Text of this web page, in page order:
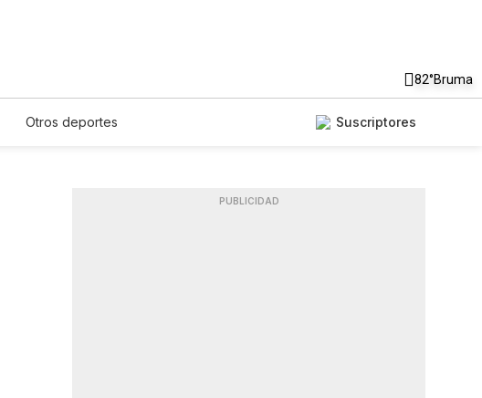
82°Bruma
Otros deportes Suscriptores
PUBLICIDAD